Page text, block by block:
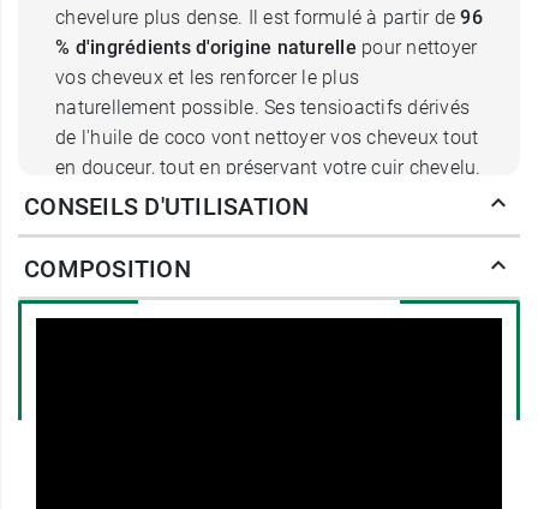
chevelure plus dense. Il est formulé à partir de96
% d'ingrédients d'origine naturelle pour nettoyer
vos cheveux et les renforcer le plus
naturellement possible. Ses tensioactifs dérivés
de l'huile de coco vont nettoyer vos cheveux tout
en douceur, tout en préservant votre cuir chevelu.
Outre son parfum subtilet agréable, la mousse
délivrer de la biotine
synergie pour renforcer la kératine, protéine
CONSEILS D'UTILISATION
COMPOSITION